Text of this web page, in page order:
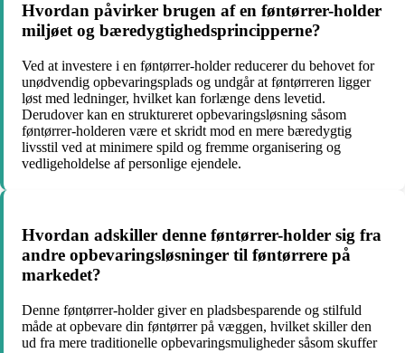
Hvordan påvirker brugen af en føntørrer-holder
miljøet og bæredygtighedsprincipperne?
Ved at investere i en føntørrer-holder reducerer du behovet for
unødvendig opbevaringsplads og undgår at føntørreren ligger
løst med ledninger, hvilket kan forlænge dens levetid.
Derudover kan en struktureret opbevaringsløsning såsom
føntørrer-holderen være et skridt mod en mere bæredygtig
livsstil ved at minimere spild og fremme organisering og
vedligeholdelse af personlige ejendele.
Hvordan adskiller denne føntørrer-holder sig fra
andre opbevaringsløsninger til føntørrere på
markedet?
Denne føntørrer-holder giver en pladsbesparende og stilfuld
måde at opbevare din føntørrer på væggen, hvilket skiller den
ud fra mere traditionelle opbevaringsmuligheder såsom skuffer